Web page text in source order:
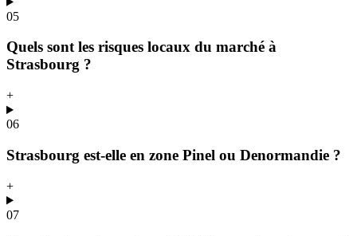
05
Quels sont les risques locaux du marché à
Strasbourg ?
+
06
Strasbourg est-elle en zone Pinel ou Denormandie ?
+
07